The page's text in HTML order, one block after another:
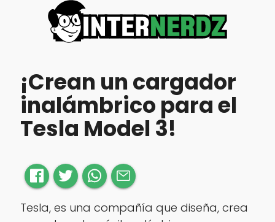
¡Crean un cargador
inalámbrico para el
Tesla Model 3!
Tesla, es una compañía que diseña, crea